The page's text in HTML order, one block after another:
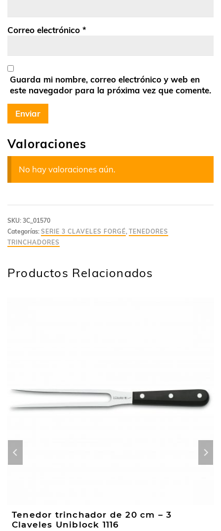
Valoraciones
No hay valoraciones aún.
Correo electrónico *
Guarda mi nombre, correo electrónico y web en
este navegador para la próxima vez que comente.
SKU: 3C_01570
Categorías: SERIE 3 CLAVELES FORGÉ, TENEDORES
TRINCHADORES
Productos Relacionados
Tenedor trinchador de 20 cm – 3
Claveles Uniblock 1116